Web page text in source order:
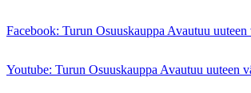
Facebook: Turun Osuuskauppa Avautuu uuteen
Youtube: Turun Osuuskauppa Avautuu uuteen